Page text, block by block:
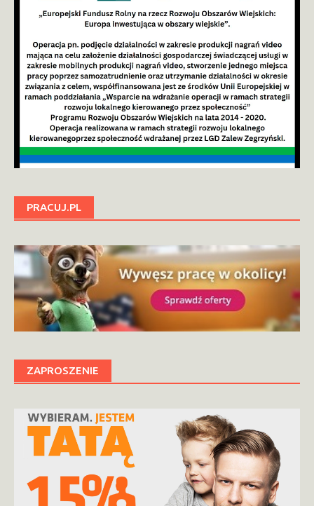
PRACUJ.PL
ZAPROSZENIE